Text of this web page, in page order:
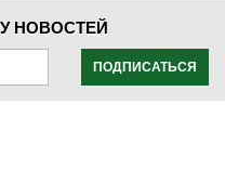
НОВОСТЕЙ
ПОДПИСАТЬСЯ